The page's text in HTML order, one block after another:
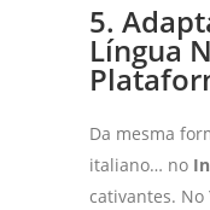
5.
Língua
Da mesma
italiano… no
cativantes. No